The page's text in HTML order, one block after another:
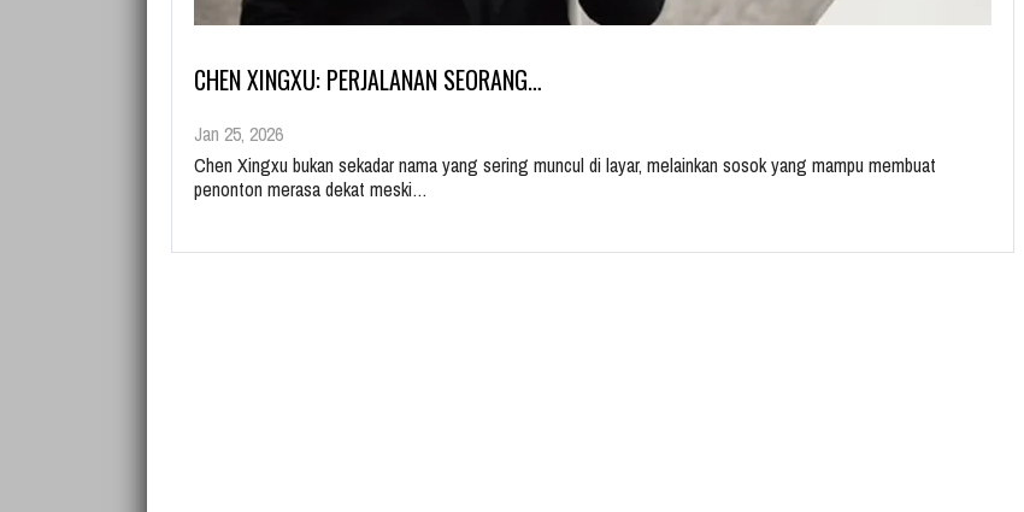
CHEN XINGXU: PERJALANAN SEORANG…
Jan 25, 2026
Chen Xingxu bukan sekadar nama yang sering muncul di layar, melainkan sosok yang mampu membuat
penonton merasa dekat meski…